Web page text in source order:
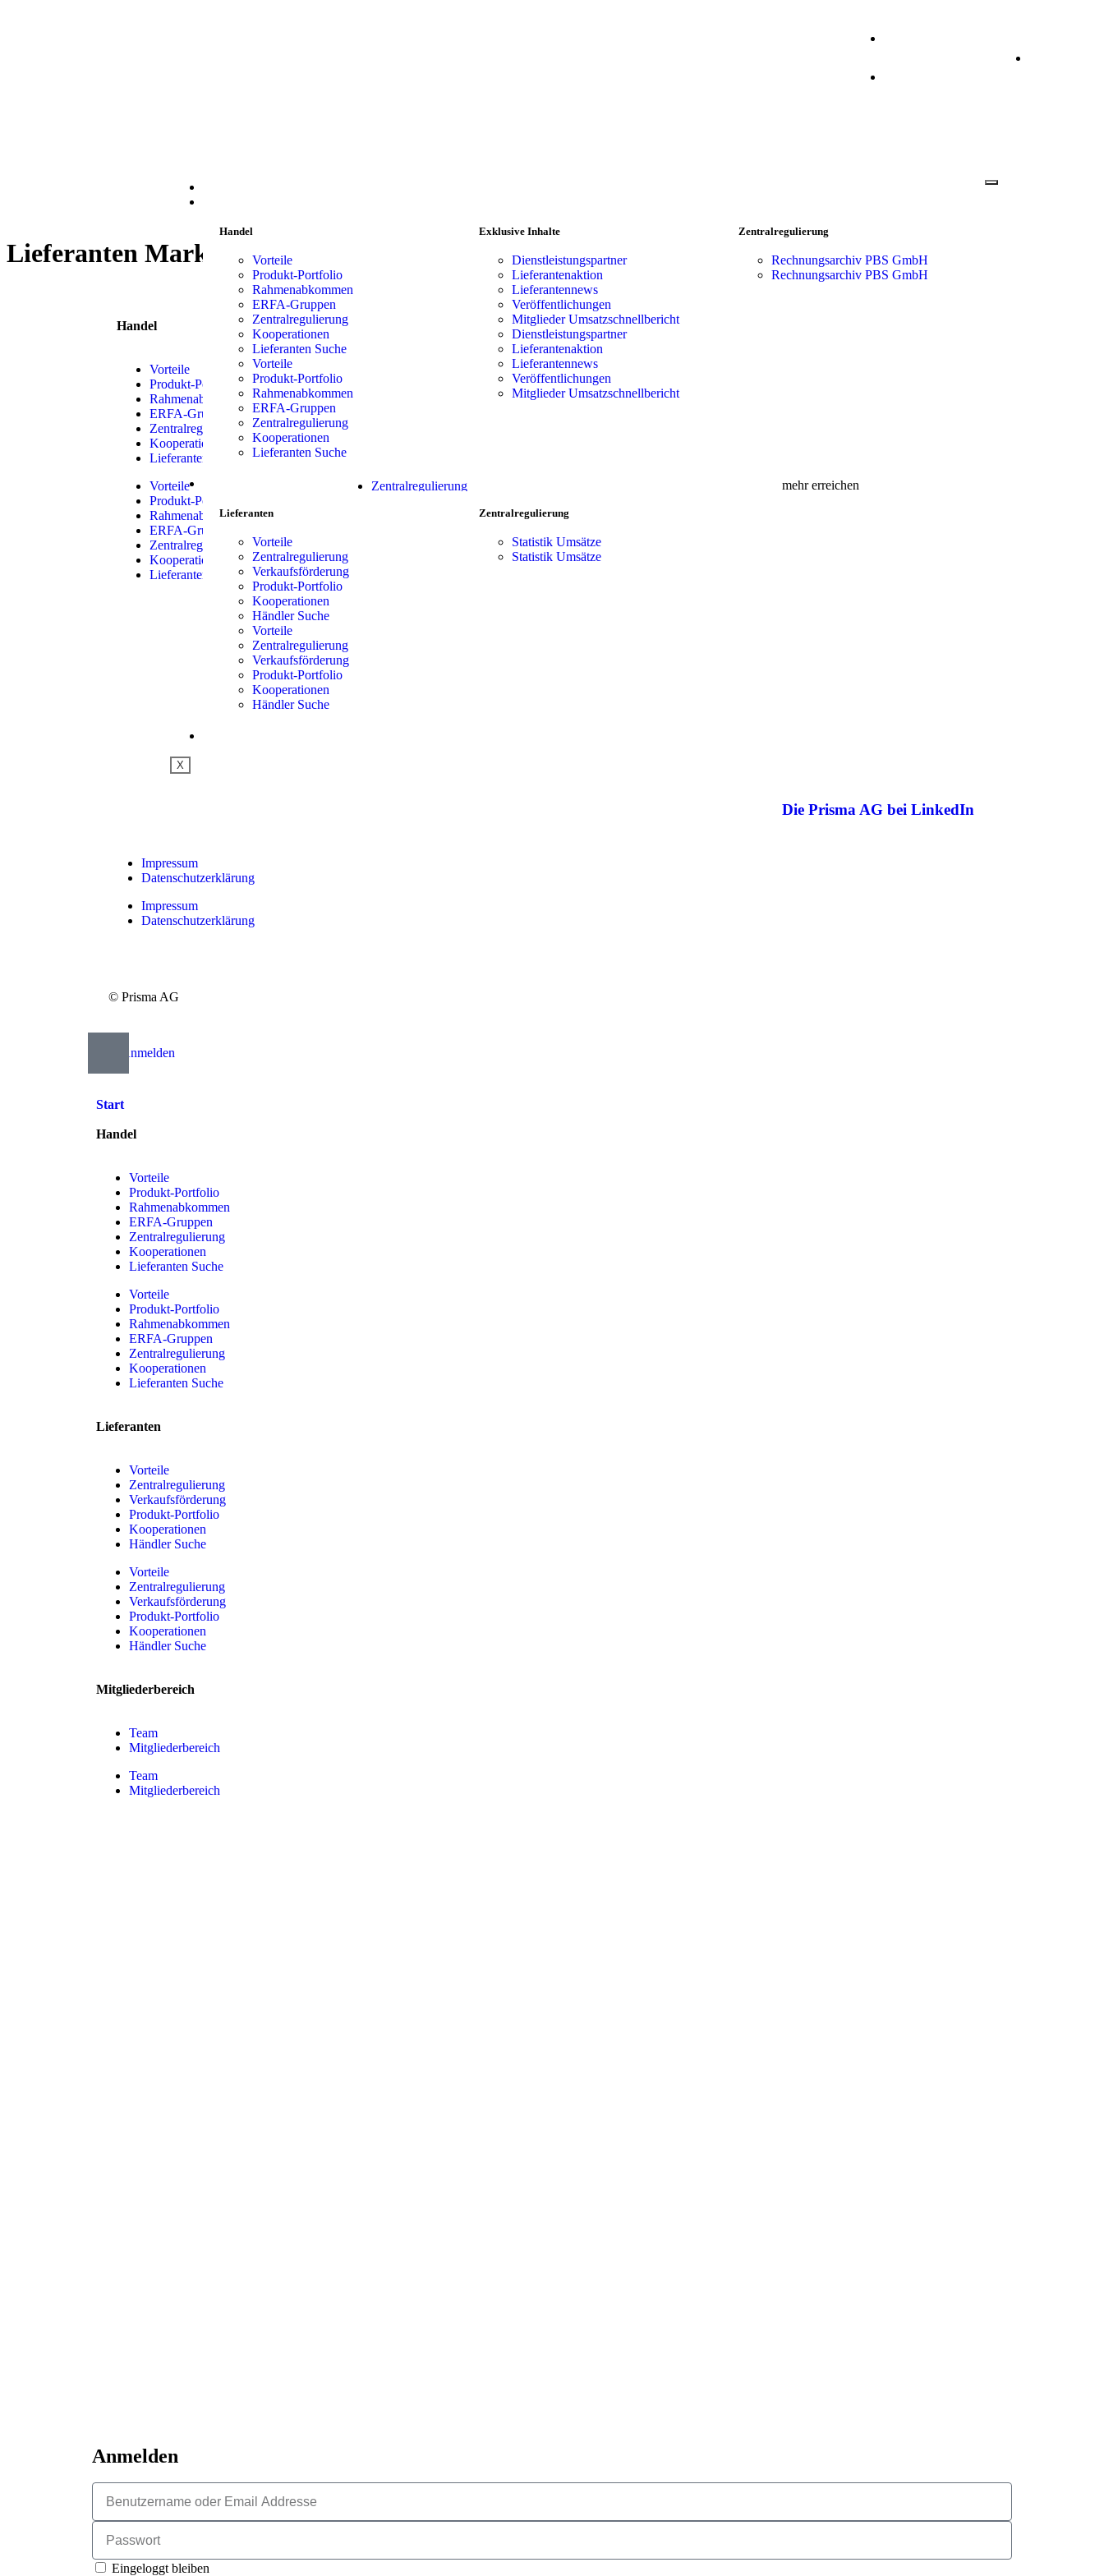
Handel
Vorteile
Produkt-Portfolio
Rahmenabkommen
ERFA-Gruppen
Zentralregulierung
Kooperationen
Lieferanten Suche
Vorteile
Produkt-Portfolio
Rahmenabkommen
ERFA-Gruppen
Zentralregulierung
Kooperationen
Lieferanten Suche
Exklusive Inhalte
Dienstleistungspartner
Lieferantenaktion
Lieferantennews
Veröffentlichungen
Mitglieder Umsatzschnellbericht
Dienstleistungspartner
Lieferantenaktion
Lieferantennews
Veröffentlichungen
Mitglieder Umsatzschnellbericht
Zentralregulierung
Rechnungsarchiv PBS GmbH
Rechnungsarchiv PBS GmbH
Lieferanten
Vorteile
Zentralregulierung
Verkaufsförderung
Produkt-Portfolio
Kooperationen
Händler Suche
Vorteile
Zentralregulierung
Verkaufsförderung
Produkt-Portfolio
Kooperationen
Händler Suche
Zentralregulierung
Statistik Umsätze
Statistik Umsätze
X
Lieferanten Marken: Marandala
Handel
Vorteile
Produkt-Portfolio
Rahmenabkommen
ERFA-Gruppen
Zentralregulierung
Kooperationen
Lieferanten Suche
Vorteile
Produkt-Portfolio
Rahmenabkommen
ERFA-Gruppen
Zentralregulierung
Kooperationen
Lieferanten Suche
Lieferanten
Zentralregulierung
Mitgliederbereich
Team
Mitgliederbereich
mehr erreichen
Die Prisma AG bei LinkedIn
Impressum
Datenschutzerklärung
Impressum
Datenschutzerklärung
© Prisma AG
Anmelden
Start
Handel
Vorteile
Produkt-Portfolio
Rahmenabkommen
ERFA-Gruppen
Zentralregulierung
Kooperationen
Lieferanten Suche
Vorteile
Produkt-Portfolio
Rahmenabkommen
ERFA-Gruppen
Zentralregulierung
Kooperationen
Lieferanten Suche
Lieferanten
Vorteile
Zentralregulierung
Verkaufsförderung
Produkt-Portfolio
Kooperationen
Händler Suche
Vorteile
Zentralregulierung
Verkaufsförderung
Produkt-Portfolio
Kooperationen
Händler Suche
Mitgliederbereich
Team
Mitgliederbereich
Team
Mitgliederbereich
Anmelden
Eingeloggt bleiben